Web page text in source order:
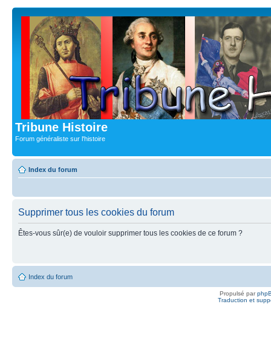
Tribune Histoire
Forum généraliste sur l'histoire
Index du forum
Supprimer tous les cookies du forum
Êtes-vous sûr(e) de vouloir supprimer tous les cookies de ce forum ?
Index du forum
Propulsé par
Traduction et